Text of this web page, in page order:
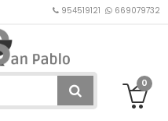
954519121 669079732
0